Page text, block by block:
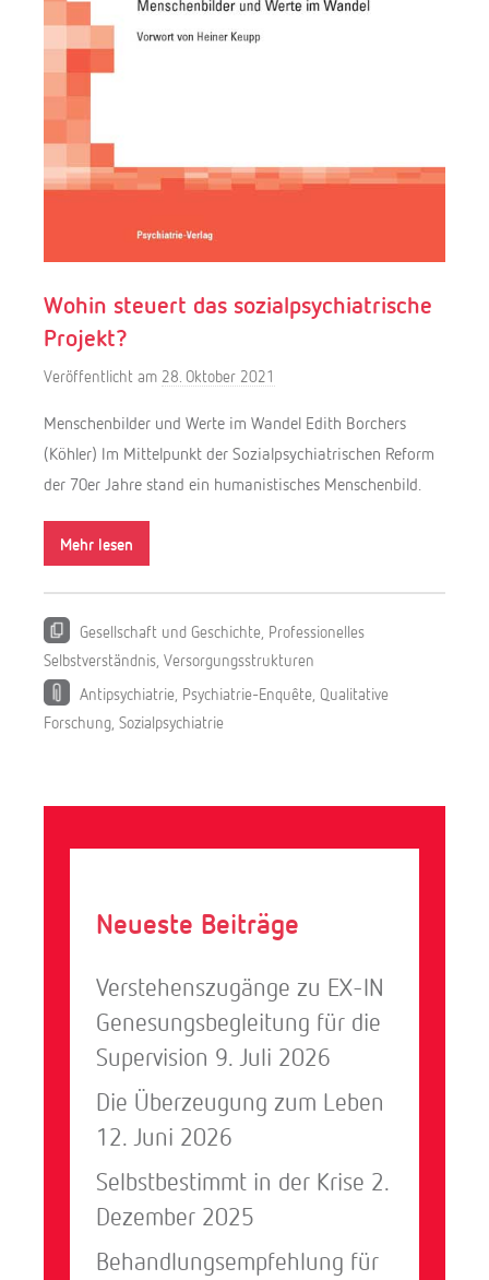
Wohin steuert das sozialpsychiatrische
Projekt?
Veröffentlicht am 28. Oktober 2021
n
Y
o
e
g
e
Menschenbilder und Werte im Wandel Edith Borchers
(Köhler) Im Mittelpunkt der Sozialpsychiatrischen Reform
der 70er Jahre stand ein humanistisches Menschenbild.
Mehr lesen
Gesellschaft und Geschichte Professionelles
Selbstverständnis Versorgungsstrukturen
Antipsychiatrie Psychiatrie-Enquête Qualitative
Forschung Sozialpsychiatrie
Neueste Beiträge
Verstehenszugänge zu EX-IN
Genesungsbegleitung für die
Supervision 9. Juli 2026
Die Überzeugung zum Leben
12. Juni 2026
Selbstbestimmt in der Krise 2.
Dezember 2025
Behandlungsempfehlung für